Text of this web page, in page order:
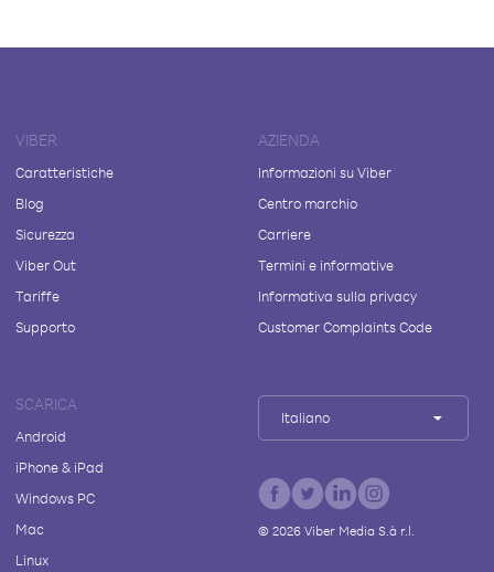
VIBER
Caratteristiche
Blog
Sicurezza
Viber Out
Tariffe
Supporto
AZIENDA
Informazioni su Viber
Centro marchio
Carriere
Termini e informative
Informativa sulla privacy
Customer Complaints Code
SCARICA
Android
iPhone & iPad
Windows PC
Mac
Linux
Italiano
© 2026Viber Media S.à r.l.